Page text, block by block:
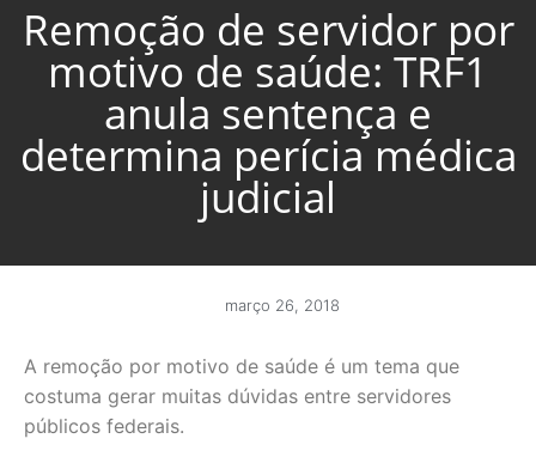
Remoção de servidor por
motivo de saúde: TRF1
anula sentença e
determina perícia médica
judicial
março 26, 2018
A remoção por motivo de saúde é um tema que
costuma gerar muitas dúvidas entre servidores
públicos federais.